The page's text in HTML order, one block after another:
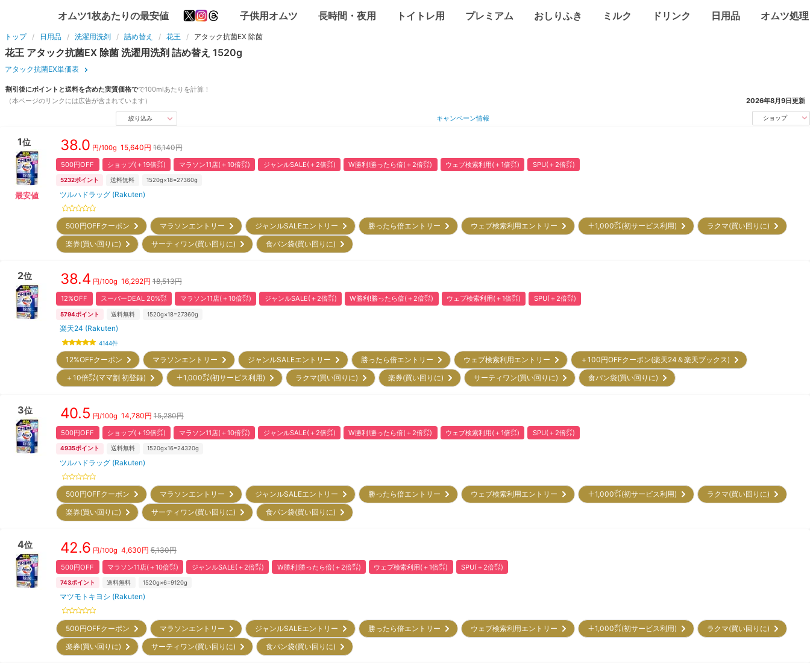
オムツ1枚あたりの最安値 子供用オムツ 長時間・夜用 トイトレ用 プレミアム おしりふき ミルク ドリンク 日用品 オムツ処理
トップ 日用品 洗濯用洗剤 詰め替え 花王 アタック抗菌EX 除菌
花王 アタック抗菌EX 除菌 洗濯用洗剤 詰め替え 1520g
アタック抗菌EX単価表
割引後にポイントと送料を含めた実質価格でで100mlあたりを計算！
（本ページのリンクには広告が含まれています）
2026年8月9日更新
絞り込み キャンペーン情報 ショップ
1位
最安値
38.0 円/100g 15,640円 16,140円
500円OFF ショップ(＋19倍㌽) マラソン11店(＋10倍㌽) ジャンルSALE(＋2倍㌽) W勝利!勝ったら倍(＋2倍㌽) ウェブ検索利用(＋1倍㌽) SPU(＋2倍㌽)
5232ポイント 送料無料 1520g×18=27360g
ツルハドラッグ (Rakuten)
500円OFFクーポン マラソンエントリー ジャンルSALEエントリー 勝ったら倍エントリー ウェブ検索利用エントリー ＋1,000㌽(初サービス利用)
ラクマ(買い回りに)
楽券(買い回りに)
サーティワン(買い回りに) 食パン袋(買い回りに)
2位 38.4 円/100g 16,292円 18,513円
12%OFF スーパーDEAL 20%㌽ マラソン11店(＋10倍㌽) ジャンルSALE(＋2倍㌽) W勝利!勝ったら倍(＋2倍㌽) ウェブ検索利用(＋1倍㌽) SPU(＋2倍㌽)
5794ポイント 送料無料 1520g×18=27360g
楽天24 (Rakuten)
4144件
12%OFFクーポン マラソンエントリー ジャンルSALEエントリー 勝ったら倍エントリー ウェブ検索利用エントリー
＋100円OFFクーポン(楽天24＆楽天ブックス)
＋10倍㌽(ママ割 初登録)
＋1,000㌽(初サービス利用) ラクマ(買い回りに) 楽券(買い回りに) サーティワン(買い回りに) 食パン袋(買い回りに)
3位 40.5 円/100g 14,780円 15,280円
500円OFF ショップ(＋19倍㌽) マラソン11店(＋10倍㌽) ジャンルSALE(＋2倍㌽) W勝利!勝ったら倍(＋2倍㌽) ウェブ検索利用(＋1倍㌽) SPU(＋2倍㌽)
4935ポイント 送料無料 1520g×16=24320g
ツルハドラッグ (Rakuten)
500円OFFクーポン マラソンエントリー ジャンルSALEエントリー 勝ったら倍エントリー ウェブ検索利用エントリー ＋1,000㌽(初サービス利用)
ラクマ(買い回りに)
楽券(買い回りに)
サーティワン(買い回りに) 食パン袋(買い回りに)
4位 42.6 円/100g 4,630円 5,130円
500円OFF マラソン11店(＋10倍㌽) ジャンルSALE(＋2倍㌽) W勝利!勝ったら倍(＋2倍㌽) ウェブ検索利用(＋1倍㌽) SPU(＋2倍㌽)
743ポイント 送料無料 1520g×6=9120g
マツモトキヨシ (Rakuten)
500円OFFクーポン マラソンエントリー ジャンルSALEエントリー 勝ったら倍エントリー ウェブ検索利用エントリー ＋1,000㌽(初サービス利用)
ラクマ(買い回りに)
楽券(買い回りに)
サーティワン(買い回りに) 食パン袋(買い回りに)